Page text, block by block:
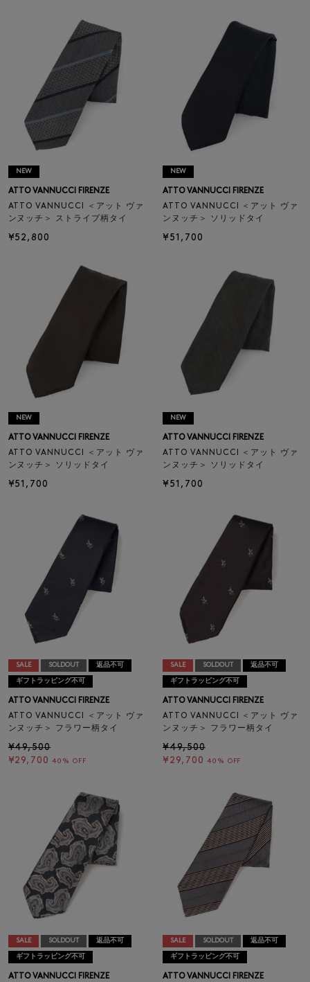
NEW
ATTO VANNUCCI FIRENZE
ATTO VANNUCCI ＜アット ヴァ
ンヌッチ＞ ストライプ柄タイ
¥52,800
NEW
ATTO VANNUCCI FIRENZE
ATTO VANNUCCI ＜アット ヴァ
ンヌッチ＞ ソリッドタイ
¥51,700
NEW
ATTO VANNUCCI FIRENZE
ATTO VANNUCCI ＜アット ヴァ
ンヌッチ＞ ソリッドタイ
¥51,700
NEW
ATTO VANNUCCI FIRENZE
ATTO VANNUCCI ＜アット ヴァ
ンヌッチ＞ ソリッドタイ
¥51,700
SALE SOLDOUT 返品不可
ギフトラッピング不可
ATTO VANNUCCI FIRENZE
ATTO VANNUCCI ＜アット ヴァ
ンヌッチ＞ フラワー柄タイ
¥49,500
¥29,700 40% OFF
SALE SOLDOUT 返品不可
ギフトラッピング不可
ATTO VANNUCCI FIRENZE
ATTO VANNUCCI ＜アット ヴァ
ンヌッチ＞ フラワー柄タイ
¥49,500
¥29,700 40% OFF
SALE SOLDOUT 返品不可
ギフトラッピング不可
ATTO VANNUCCI FIRENZE
SALE SOLDOUT 返品不可
ギフトラッピング不可
ATTO VANNUCCI FIRENZE